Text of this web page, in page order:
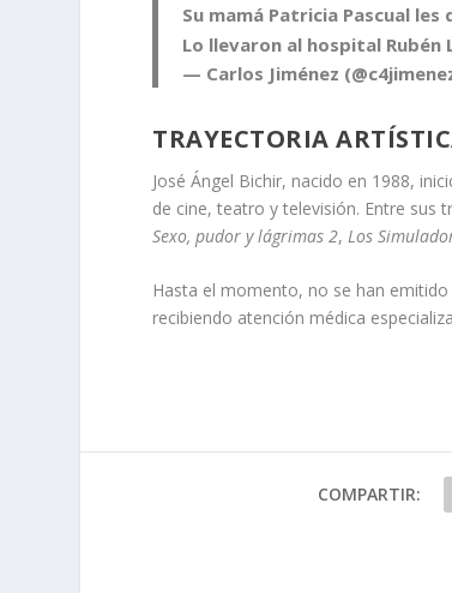
Su mamá Patricia Pascual
Lo llevaron al hospital Rubén
— Carlos Jiménez
TRAYECTORIA
José Ángel Bichir, nacido en 1988,
de cine, teatro y televisión. Entre sus
Sexo, pudor y lágrimas 2,Los
Hasta el momento, no se han
recibiendo atención médica
COMPARTIR: